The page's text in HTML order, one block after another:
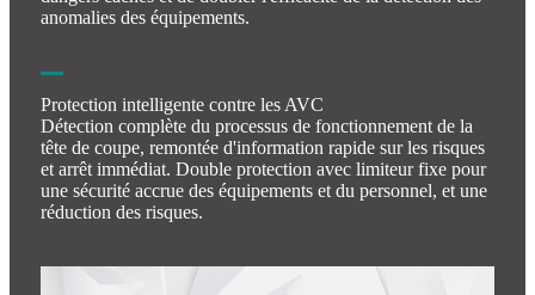
anomalies des équipements.
Protection intelligente contre les AVC
Détection complète du processus de fonctionnement de la
tête de coupe, remontée d'information rapide sur les risques
et arrêt immédiat. Double protection avec limiteur fixe pour
une sécurité accrue des équipements et du personnel, et une
réduction des risques.